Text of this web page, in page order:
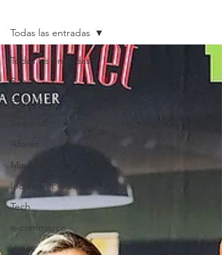
Todas las entradas
Banca
Fintech
Afores
Mis finanzas
Inclusión Financiera
Tech
e-commerce
Viajes
Todas las entradas